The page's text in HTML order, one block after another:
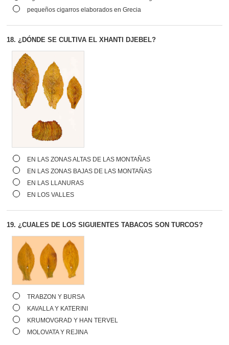
pequeños cigarros elaborados en Grecia
18.¿DÓNDE SE CULTIVA EL XHANTI DJEBEL?
EN LAS ZONAS ALTAS DE LAS MONTAÑAS
EN LAS ZONAS BAJAS DE LAS MONTAÑAS
EN LAS LLANURAS
EN LOS VALLES
19. ¿CUALES DE LOS SIGUIENTES TABACOS SON TURCOS?
TRABZON Y BURSA
KAVALLA Y KATERINI
KRUMOVGRAD Y HAN TERVEL
MOLOVATA Y REJINA